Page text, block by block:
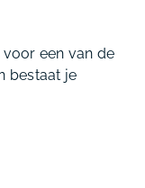
een van de
bestaat je